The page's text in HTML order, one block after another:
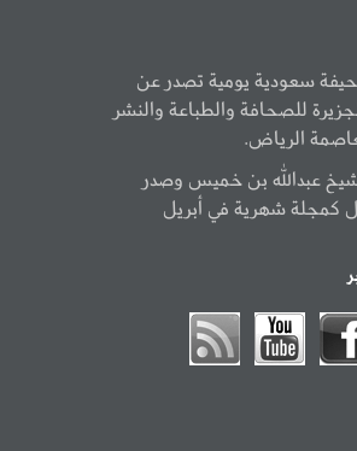
سعودية يومية تصدر عن
للصحافة والطباعة والنشر
الرياض.
عبدالله بن خميس وصدر
كمجلة شهرية في أبريل